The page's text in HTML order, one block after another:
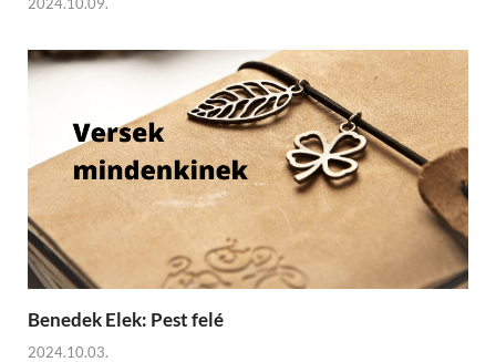
Benedek Elek: Pest felé
2024.10.03.